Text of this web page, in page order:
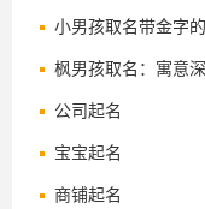
小男孩取名带金字
枫男孩取名：寓意
公司起名
宝宝起名
商铺起名